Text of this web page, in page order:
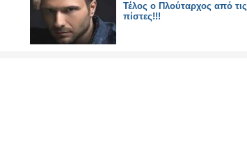
Τέλος ο Πλούταρχος από τις
πίστες!!!